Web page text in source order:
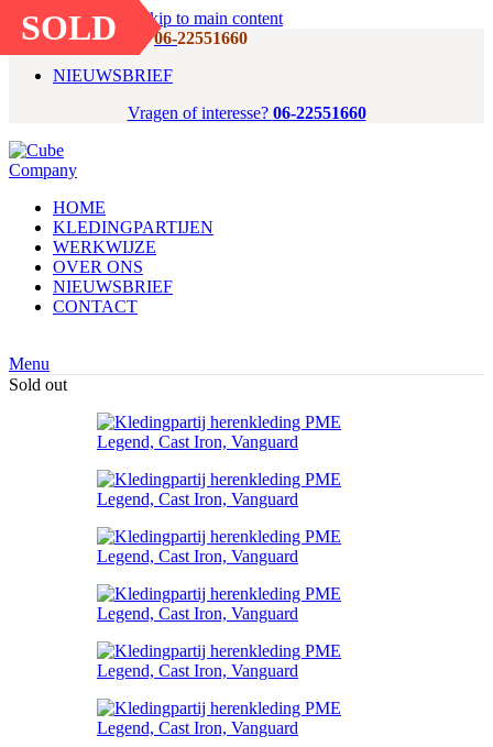
Skip to navigation
Skip to main content
Vragen of interesse?06-22551660
NIEUWSBRIEF
Vragen of interesse? 06-22551660
HOME
KLEDINGPARTIJEN
WERKWIJZE
OVER ONS
NIEUWSBRIEF
CONTACT
Menu
Sold out
SOLD
SOLD
SOLD
SOLD
SOLD
SOLD